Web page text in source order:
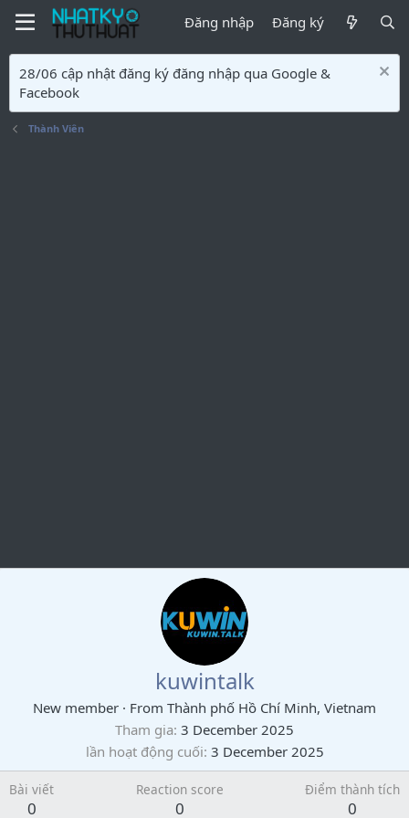
Đăng nhập Đăng ký
28/06 cập nhật đăng ký đăng nhập qua Google &
Facebook
Thành Viên
kuwintalk
New member · From Thành phố Hồ Chí Minh, Vietnam
Tham gia 3 December 2025
lần hoạt động cuối 3 December 2025
Bài viết
0
Reaction score
0
Điểm thành tích
0